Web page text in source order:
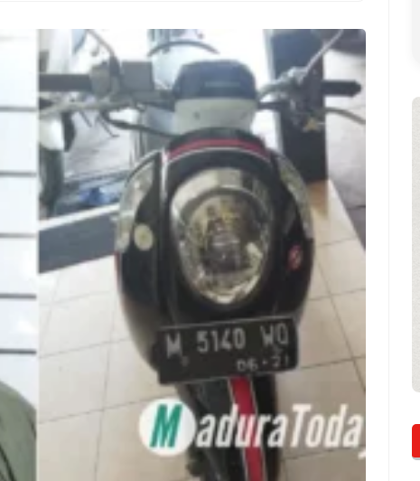
sih kamu mulai
cuma buat iseng-
malah jadi
yang
Nah, itulah ...
Dari Iseng Jadi Cuan: Kisah
Hampers Jadi Bisnis Kece
Siapa yang tidak kenal dengan
kelezatan masakan Jepang?
Kuliner dari negeri sakura ini
memang sudah mendunia dan
punya tempat khusus ...
7 Menu
Restora
n
Jepang
Wajib
Dicoba,
Bukan
Cuma
Sushi!